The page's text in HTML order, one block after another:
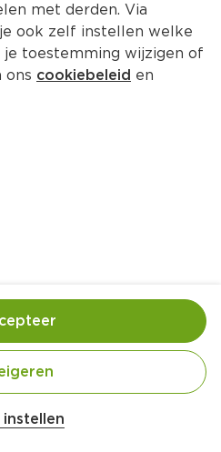
Melkchocolade
Zero
met derden. Via
ook zelf instellen welke
toestemming wijzigen of
ons cookiebeleid en